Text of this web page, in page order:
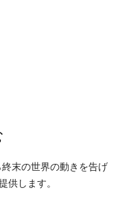
終末の世界の動きを告げ
供します。